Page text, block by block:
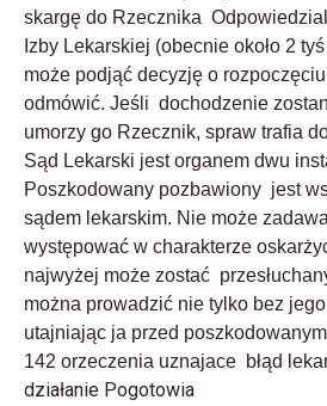
skargę do Rzecznika
Izby Lekarskiej (obecnie około 2
może podjąć decyzję o
odmówić. Jeśli dochodzenie
umorzy go Rzecznik, spraw trafia
Sąd Lekarski jest organem dwu
Poszkodowany pozbawiony jest
sądem lekarskim. Nie może
występować w charakterze
najwyżej może zostać
można prowadzić nie tylko bez jego
utajniając ja przed
142 orzeczenia uznajace błąd
działanie Pogotowia